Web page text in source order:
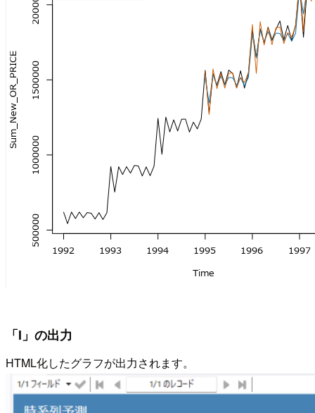
「I」の出力
HTML化したグラフが出力されます。